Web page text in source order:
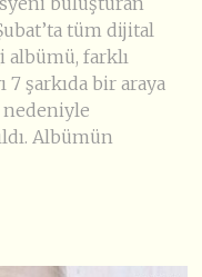
tüm dijital
farklı
7 şarkıda bir araya
nedeniyle
Albümün